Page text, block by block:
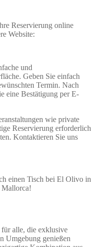
Reservierung online
Website:
und
Geben Sie einfach
Termin. Nach
eine Bestätigung per E-
wie private
Reservierung erforderlich
Kontaktieren Sie uns
einen Tisch bei El Olivo in
Mallorca!
alle, die exklusive
Umgebung genießen